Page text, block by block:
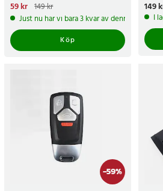
Nuvarande pris
pris:149 kr
59 kr 149 kr
Just nu har vi bara 3 kvar av denna produkt
Köp
Pris:
149
I
-59%